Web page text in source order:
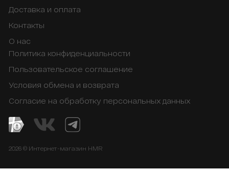
Доставка и оплата
Контакты
О нас
Политика конфиденциальности
Пользовательское соглашение
Условия обмена и возврата
Согласие на обработку персональных данных
2026 © Интернет-магазин HMR